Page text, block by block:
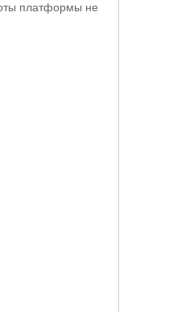
платформы не